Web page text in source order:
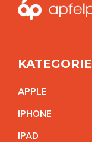
APPLE
IPHONE
IPAD